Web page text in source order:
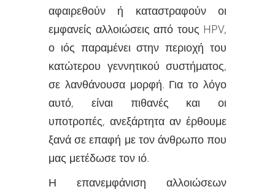
αφαιρεθούν ή καταστραφούν οι
εμφανείς αλλοιώσεις από τους HPV,
ο ιός παραμένει στην περιοχή του
κατώτερου γεννητικού συστήματος,
σε λανθάνουσα μορφή. Για το λόγο
αυτό, είναι πιθανές και οι
υποτροπές, ανεξάρτητα αν έρθουμε
ξανά σε επαφή με τον άνθρωπο που
μας μετέδωσε τον ιό.
Η επανεμφάνιση αλλοιώσεων